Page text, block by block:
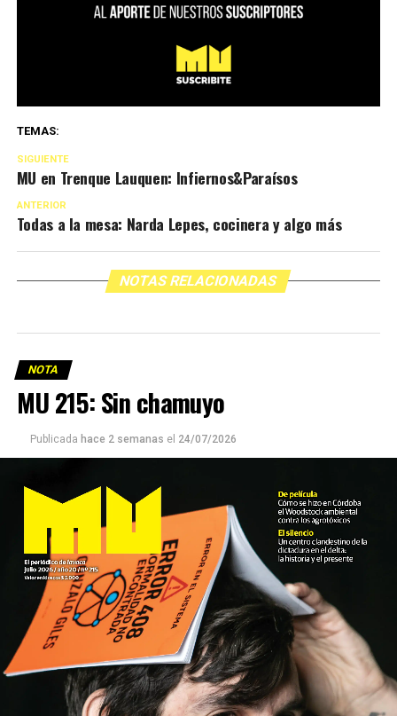
TEMAS:
SIGUIENTE
MU en Trenque Lauquen: Infiernos&Paraísos
ANTERIOR
Todas a la mesa: Narda Lepes, cocinera y algo más
NOTAS RELACIONADAS
NOTA
MU 215: Sin chamuyo
Publicada hace 2 semanas el 24/07/2026